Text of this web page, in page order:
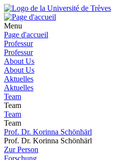
Menu
Page d'accueil
Professur
Professur
About Us
About Us
Aktuelles
Aktuelles
Team
Team
Team
Team
Prof. Dr. Korinna Schönhärl
Prof. Dr. Korinna Schönhärl
Zur Person
Forschung